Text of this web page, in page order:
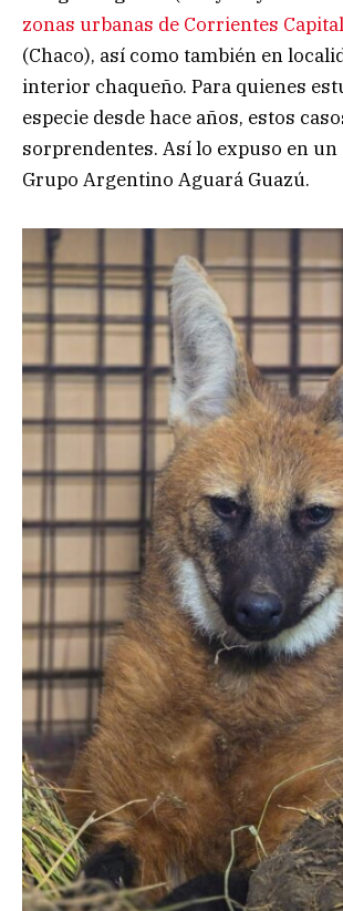
zonas urbanas de Corrientes Capital
(Chaco), así como también en
interior chaqueño. Para quienes
especie desde hace años, estos
sorprendentes. Así lo expuso en
Grupo Argentino Aguará Guazú.